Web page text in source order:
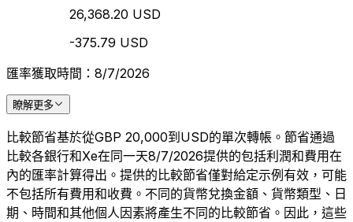
26,368.20 USD
-375.79 USD
匯率獲取時間：8/7/2026
瞭解更多
比較節省基於從GBP 20,000到USD的單次轉帳。節省通過
比較各銀行和Xe在同一天8/7/2026提供的包括利潤和費用在
內的匯率計算得出。提供的比較節省僅對給定示例有效，可能
不包括所有費用和收費。不同的貨幣兌換金額、貨幣類型、日
期、時間和其他個人因素將產生不同的比較節省。因此，這些